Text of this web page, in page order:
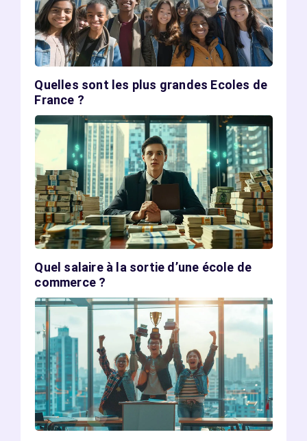
Quelles sont les plus grandes Ecoles de
France ?
Quel salaire à la sortie d’une école de
commerce ?